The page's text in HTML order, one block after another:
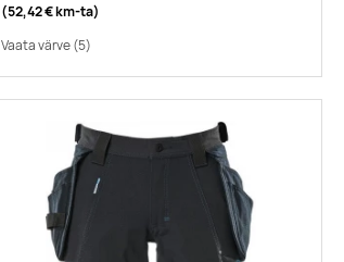
(52,42 €km-ta)
Vaata värve(5)